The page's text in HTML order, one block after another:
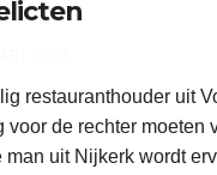
restauranthouder uit
voor de rechter moeten
man uit Nijkerk wordt